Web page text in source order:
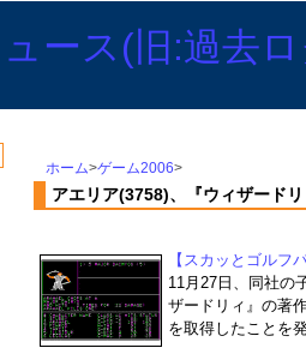
ホーム>ゲーム2006>
アエリア(3758)、『ウィザード
【スカッとゴルフ
11月27日、同社の
ザードリィ』の著
を取得したことを